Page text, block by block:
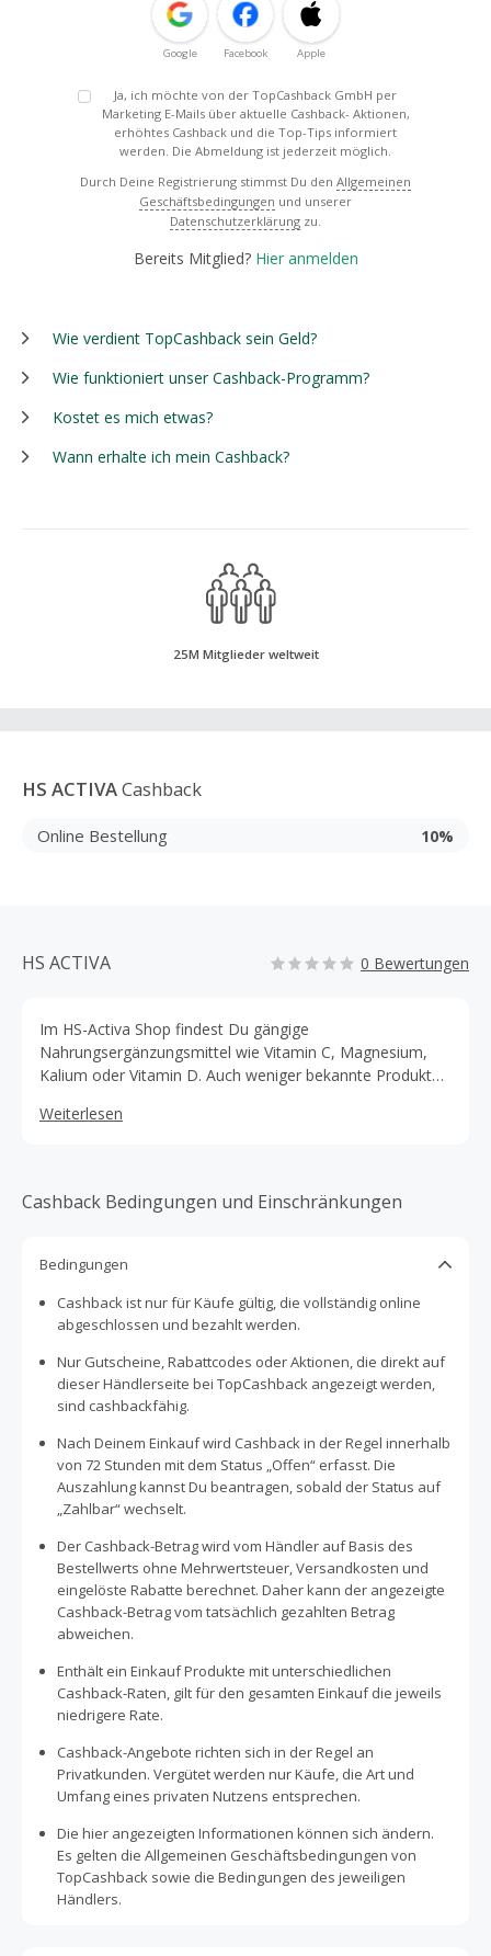
Google Facebook Apple
Ja, ich möchte von der TopCashback GmbH per
Marketing E-Mails über aktuelle Cashback- Aktionen,
erhöhtes Cashback und die Top-Tips informiert
werden. Die Abmeldung ist jederzeit möglich.
Durch Deine Registrierung stimmst Du den Allgemeinen
Geschäftsbedingungen und unserer
Datenschutzerklärung zu.
Bereits Mitglied? Hier anmelden
Wie verdient TopCashback sein Geld?
Wie funktioniert unser Cashback-Programm?
Kostet es mich etwas?
Wann erhalte ich mein Cashback?
25M Mitglieder weltweit
HS ACTIVACashback
Online Bestellung 10%
HS ACTIVA 0 Bewertungen
Im HS-Activa Shop findest Du gängige
Nahrungsergänzungsmittel wie Vitamin C, Magnesium,
Kalium oder Vitamin D. Auch weniger bekannte Produkte
(hoch energetisiert) kannst Du hier online bestellen.
Weiterlesen
Cashback Bedingungen und Einschränkungen
Bedingungen
Cashback ist nur für Käufe gültig, die vollständig online
abgeschlossen und bezahlt werden.
Nur Gutscheine, Rabattcodes oder Aktionen, die direkt auf
dieser Händlerseite bei TopCashback angezeigt werden,
sind cashbackfähig.
Nach Deinem Einkauf wird Cashback in der Regel innerhalb
von 72 Stunden mit dem Status „Offen“ erfasst. Die
Auszahlung kannst Du beantragen, sobald der Status auf
„Zahlbar“ wechselt.
Der Cashback-Betrag wird vom Händler auf Basis des
Bestellwerts ohne Mehrwertsteuer, Versandkosten und
eingelöste Rabatte berechnet. Daher kann der angezeigte
Cashback-Betrag vom tatsächlich gezahlten Betrag
abweichen.
Enthält ein Einkauf Produkte mit unterschiedlichen
Cashback-Raten, gilt für den gesamten Einkauf die jeweils
niedrigere Rate.
Cashback-Angebote richten sich in der Regel an
Privatkunden. Vergütet werden nur Käufe, die Art und
Umfang eines privaten Nutzens entsprechen.
Die hier angezeigten Informationen können sich ändern.
Es gelten die Allgemeinen Geschäftsbedingungen von
TopCashback sowie die Bedingungen des jeweiligen
Händlers.